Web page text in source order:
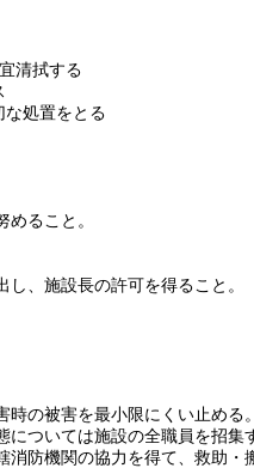
清拭する
な処置をとる
ること。
、施設長の許可を得ること。
の被害を最小限にくい止める。
ついては施設の全職員を招集
防機関の協力を得て、救助・